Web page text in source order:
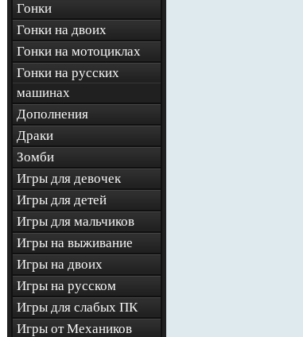
Гонки
Гонки на двоих
Гонки на мотоциклах
Гонки на русских
машинах
Дополнения
Драки
Зомби
Игры для девочек
Игры для детей
Игры для мальчиков
Игры на выживание
Игры на двоих
Игры на русском
Игры для слабых ПК
Игры от Механиков